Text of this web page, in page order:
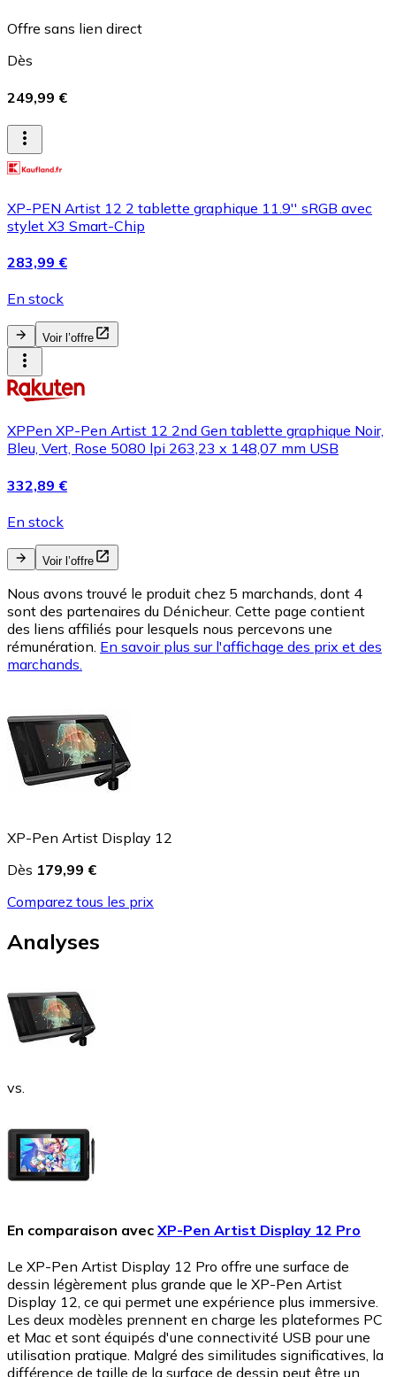
Offre sans lien direct
Dès
249,99 €
XP-PEN Artist 12 2 tablette graphique 11.9'' sRGB avec
stylet X3 Smart-Chip
283,99 €
En stock
Voir l’offre
XPPen XP-Pen Artist 12 2nd Gen tablette graphique Noir,
Bleu, Vert, Rose 5080 lpi 263,23 x 148,07 mm USB
332,89 €
En stock
Voir l’offre
Nous avons trouvé le produit chez 5 marchands, dont 4
sont des partenaires du Dénicheur. Cette page contient
des liens affiliés pour lesquels nous percevons une
rémunération. En savoir plus sur l'affichage des prix et des
marchands.
XP-Pen Artist Display 12
Dès 179,99 €
Comparez tous les prix
Analyses
vs.
En comparaison avec XP-Pen Artist Display 12 Pro
Le XP-Pen Artist Display 12 Pro offre une surface de
dessin légèrement plus grande que le XP-Pen Artist
Display 12, ce qui permet une expérience plus immersive.
Les deux modèles prennent en charge les plateformes PC
et Mac et sont équipés d'une connectivité USB pour une
utilisation pratique. Malgré des similitudes significatives, la
différence de taille de la surface de dessin peut être un